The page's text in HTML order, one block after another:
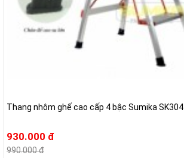
Thang nhôm ghế cao cấp 4 bậc Sumika SK304
930.000 đ
990.000 đ